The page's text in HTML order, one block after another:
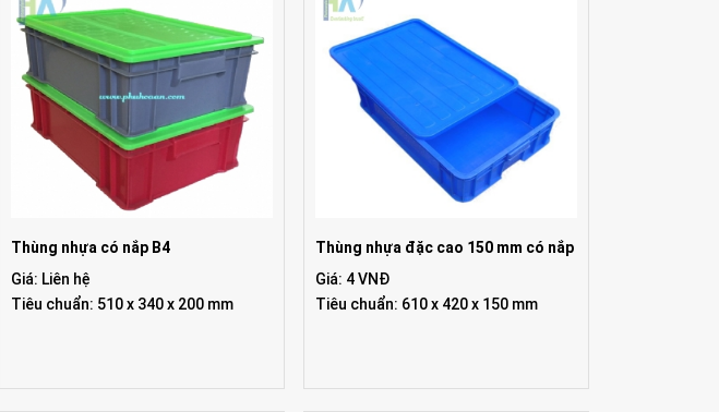
Thùng nhựa có nắp B4
Giá: Liên hệ
Tiêu chuẩn: 510 x 340 x 200 mm
Thùng nhựa đặc cao 150 mm có nắp
Giá: 4 VNĐ
Tiêu chuẩn: 610 x 420 x 150 mm